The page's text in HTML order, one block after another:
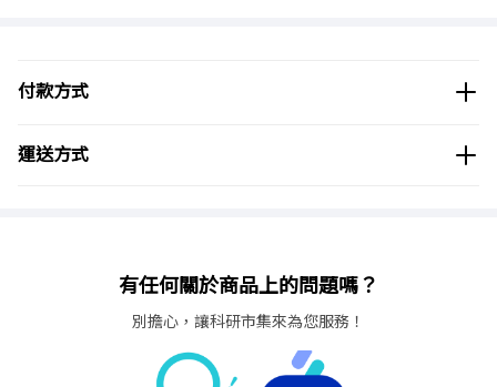
付款方式
運送方式
有任何關於商品上的問題嗎？
別擔心，讓科研市集來為您服務！